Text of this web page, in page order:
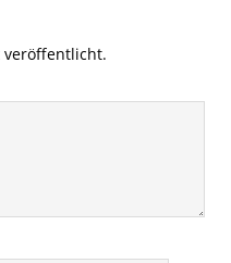
veröffentlicht.